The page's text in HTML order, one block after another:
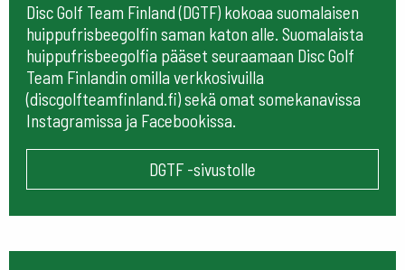
Disc Golf Team Finland (DGTF) kokoaa suomalaisen
huippufrisbeegolfin saman katon alle. Suomalaista
huippufrisbeegolfia pääset seuraamaan Disc Golf
Team Finlandin omilla verkkosivuilla
(discgolfteamfinland.fi) sekä omat somekanavissa
Instagramissa ja Facebookissa.
DGTF -sivustolle